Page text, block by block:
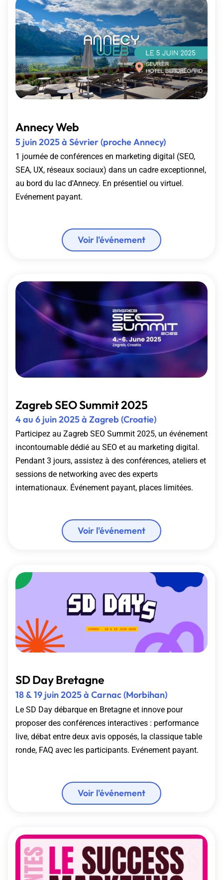
Annecy Web
5 juin 2025 à Sévrier (proche Annecy)
1 journée de conférences en marketing digital (SEO,
SEA, UX, réseaux sociaux) dans un cadre exceptionnel,
au bord du lac d'Annecy. En présentiel ou virtuel.
Evénement payant.
Voir l'événement
Zagreb SEO Summit 2025
4 au 6 juin 2025 à Zagreb (Croatie)
Participez au Zagreb SEO Summit 2025, un événement
incontournable dédié au SEO et au marketing digital.
Pendant 3 jours, assistez à des conférences, ateliers et
sessions de networking avec des experts
internationaux. Événement payant, places limitées.
Voir l'événement
SD Day Bretagne
18 & 19 juin 2025 à Carnac (Morbihan)
Le SD Day débarque en Bretagne et innove pour
proposer des conférences interactives : performance
live, débat entre deux avis opposés, la classique table
ronde, FAQ avec les participants. Evénement payant.
Voir l'événement